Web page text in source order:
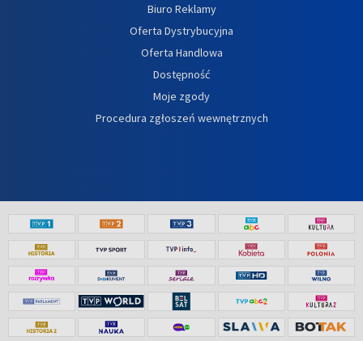
Biuro Reklamy
Oferta Dystrybucyjna
Oferta Handlowa
Dostępność
Moje zgody
Procedura zgłoszeń wewnętrznych